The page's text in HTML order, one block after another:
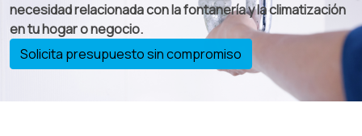
necesidad relacionada con la fontanería y la climatización
en tu hogar o negocio.
Solicita presupuesto sin compromiso